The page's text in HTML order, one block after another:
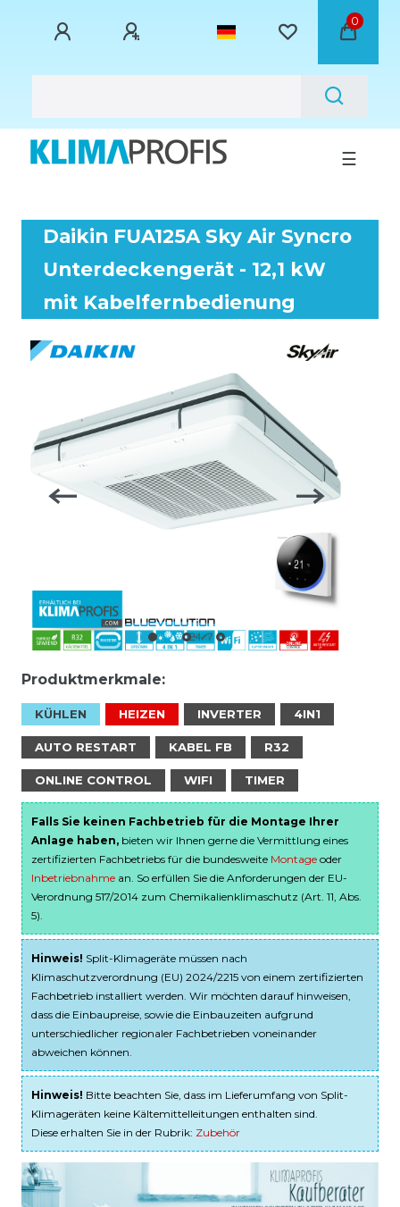
0
☰
Daikin FUA125A Sky Air Syncro
Unterdeckengerät - 12,1 kW
mit Kabelfernbedienung
Produktmerkmale:
KÜHLEN HEIZEN INVERTER 4IN1
AUTO RESTART KABEL FB R32
ONLINE CONTROL WIFI TIMER
Falls Sie keinen Fachbetrieb für die Montage Ihrer
Anlage haben, bieten wir Ihnen gerne die Vermittlung eines
zertifizierten Fachbetriebs für die bundesweite Montage oder
Inbetriebnahme an. So erfüllen Sie die Anforderungen der EU-
Verordnung 517/2014 zum Chemikalienklimaschutz (Art. 11, Abs.
5).
Hinweis! Split-Klimageräte müssen nach
Klimaschutzverordnung (EU) 2024/2215 von einem zertifizierten
Fachbetrieb installiert werden. Wir möchten darauf hinweisen,
dass die Einbaupreise, sowie die Einbauzeiten aufgrund
unterschiedlicher regionaler Fachbetrieben voneinander
abweichen können.
Hinweis! Bitte beachten Sie, dass im Lieferumfang von Split-
Klimageräten keine Kältemittelleitungen enthalten sind.
Diese erhalten Sie in der Rubrik: Zubehör